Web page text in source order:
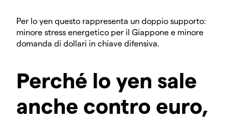
Per lo yen questo rappresenta un doppio supporto:
minore stress energetico per il Giappone e minore
domanda di dollari in chiave difensiva.
Perché lo yen sale
anche contro euro,